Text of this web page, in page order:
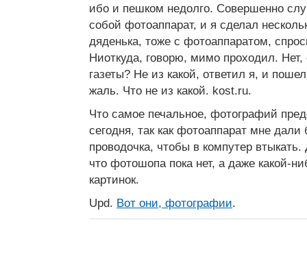
ибо и пешком недолго. Совершенно
собой фотоаппарат, и я сделал
дяденька, тоже с фотоаппаратом,
Ниоткуда, говорю, мимо проходил. Нет,
газеты? Не из какой, ответил я, и
жаль. Что не из какой. kost.ru.
Что самое печальное, фотографий
сегодня, так как фотоаппарат мне дали
проводочка, чтобы в компутер
что фотошопа пока нет, а даже какой-
картинок.
Upd. Вот они, фотографии.